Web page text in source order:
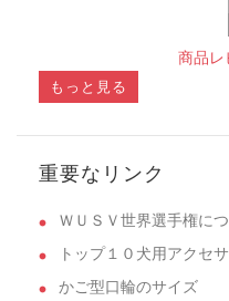
商品レ
もっと見る
重要なリンク
ＷＵＳＶ世界選手権に
トップ１０犬用アクセ
かご型口輪のサイズ